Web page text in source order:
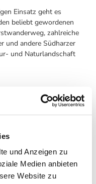
und Anzeigen zu
Medien anbieten
Website zu
Einsatz geht es
beliebt gewordenen
zahlreiche
und andere Südharzer
und Naturlandschaft